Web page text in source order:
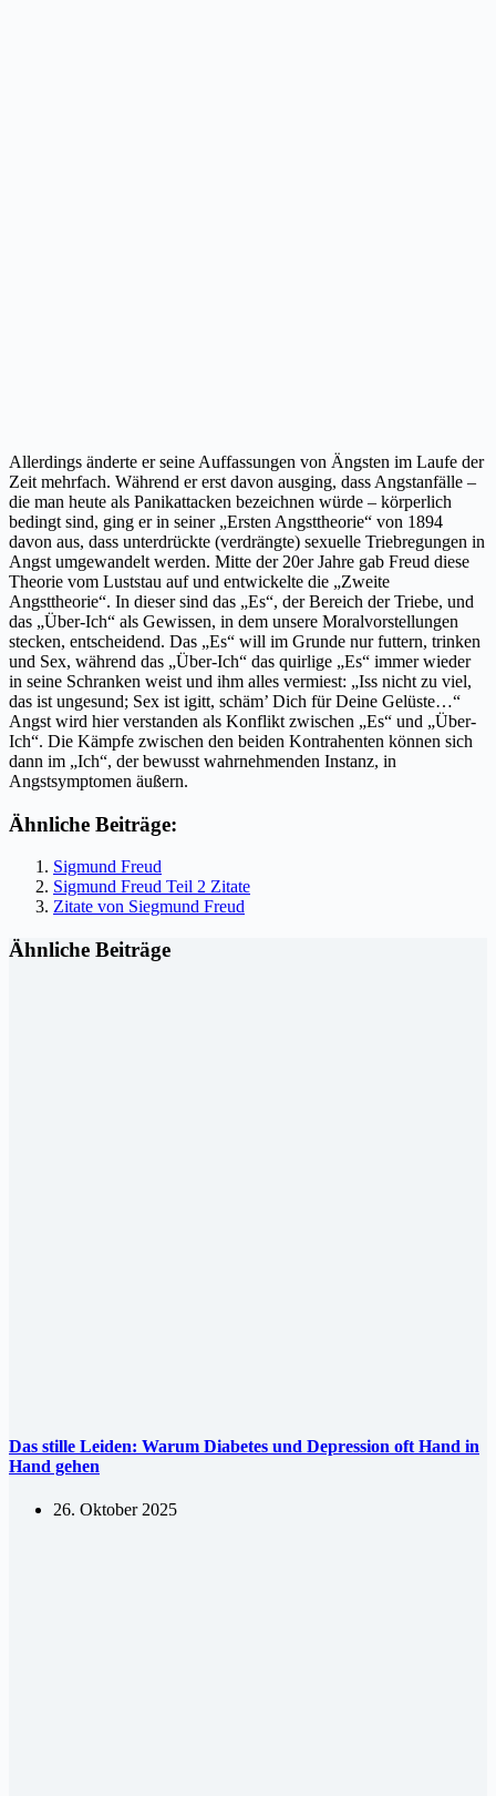
Allerdings änderte er seine Auffassungen von Ängsten im Laufe der
Zeit mehrfach. Während er erst davon ausging, dass Angstanfälle –
die man heute als Panikattacken bezeichnen würde – körperlich
bedingt sind, ging er in seiner „Ersten Angsttheorie“ von 1894
davon aus, dass unterdrückte (verdrängte) sexuelle Triebregungen in
Angst umgewandelt werden. Mitte der 20er Jahre gab Freud diese
Theorie vom Luststau auf und entwickelte die „Zweite
Angsttheorie“. In dieser sind das „Es“, der Bereich der Triebe, und
das „Über-Ich“ als Gewissen, in dem unsere Moralvorstellungen
stecken, entscheidend. Das „Es“ will im Grunde nur futtern, trinken
und Sex, während das „Über-Ich“ das quirlige „Es“ immer wieder
in seine Schranken weist und ihm alles vermiest: „Iss nicht zu viel,
das ist ungesund; Sex ist igitt, schäm’ Dich für Deine Gelüste…“
Angst wird hier verstanden als Konflikt zwischen „Es“ und „Über-
Ich“. Die Kämpfe zwischen den beiden Kontrahenten können sich
dann im „Ich“, der bewusst wahrnehmenden Instanz, in
Angstsymptomen äußern.
Ähnliche Beiträge:
Sigmund Freud
Sigmund Freud Teil 2 Zitate
Zitate von Siegmund Freud
Ähnliche Beiträge
Das stille Leiden: Warum Diabetes und Depression oft Hand in
Hand gehen
26. Oktober 2025